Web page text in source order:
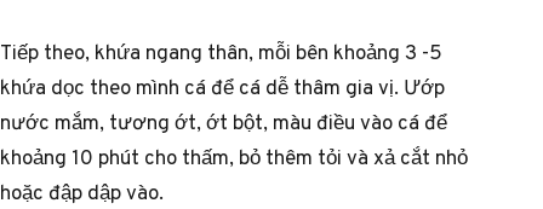
Tiếp theo, khứa ngang thân, mỗi bên khoảng 3 -5
khứa dọc theo mình cá để cá dễ thâm gia vị. Ướp
nước mắm, tương ớt, ớt bột, màu điều vào cá để
khoảng 10 phút cho thấm, bỏ thêm tỏi và xả cắt nhỏ
hoặc đập dập vào.